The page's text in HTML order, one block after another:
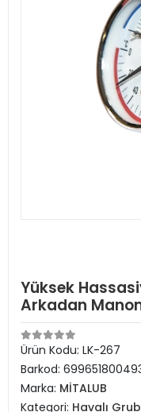
Yüksek
Arkadan
Ürün Kodu: LK-267
Barkod:
Marka: MİTALUB
Kategori: Havalı